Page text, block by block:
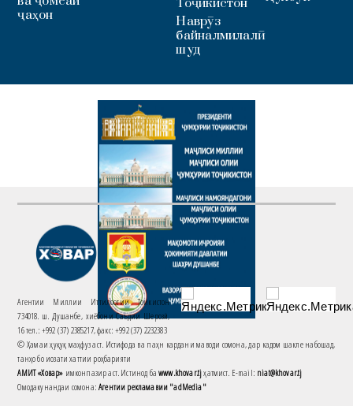
ҷаҳон
Наврӯз
байналмилалӣ
шуд
Агентии Миллии Иттилоотии Тоҷикистон
734018. ш. Душанбе, хиёбони Саъдии Шерозӣ,
16 тел.: +992 (37) 2385217, факс: +992 (37) 2232383
© Ҳамаи ҳуқуқ маҳфуз аст. Истифода ва паҳн кардани маводи сомона, дар кадом шакле набошад,
танҳо бо иҷозати хаттии роҳбарияти
АМИТ «Ховар» имконпазир аст. Истинод баwww.khovar.tjҳатмист. E-mail: niat@khovar.tj
Омодакунандаи сомона:Агентии рекламавии "adMedia"